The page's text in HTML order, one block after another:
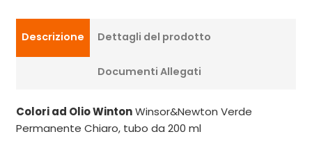
Descrizione Dettagli del prodotto
Documenti Allegati
Colori ad Olio WintonWinsor&Newton Verde
Permanente Chiaro, tubo da 200 ml